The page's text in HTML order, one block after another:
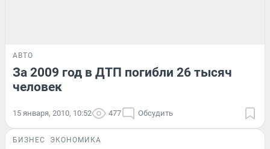
АВТО
За 2009 год в ДТП погибли 26 тысяч
человек
15 января, 2010, 10:52 477 Обсудить
БИЗНЕС ЭКОНОМИКА